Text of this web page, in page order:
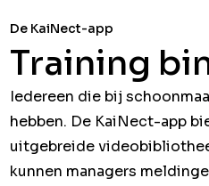
De KaiNect-app
Training
Iedereen die bij
hebben. De KaiNect-app
uitgebreide
kunnen managers